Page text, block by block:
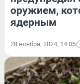
оружием,
ядерным
28 ноября, 2024, 14:05